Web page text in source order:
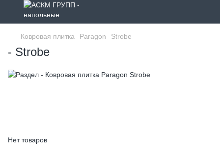
Ковровая плитка Paragon Strobe
- Strobe
Нет товаров